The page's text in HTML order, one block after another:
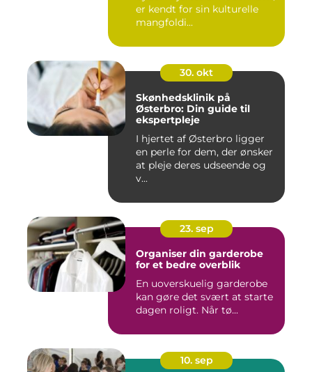
er kendt for sin kulturelle
mangfoldi...
30. okt
Skønhedsklinik på
Østerbro: Din guide til
ekspertpleje
I hjertet af Østerbro ligger
en perle for dem, der ønsker
at pleje deres udseende og
v...
23. sep
Organiser din garderobe
for et bedre overblik
En uoverskuelig garderobe
kan gøre det svært at starte
dagen roligt. Når tø...
10. sep